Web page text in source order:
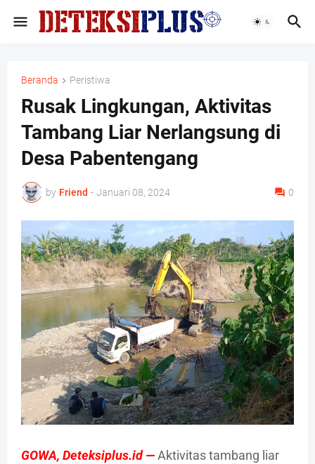
Beranda Peristiwa
Rusak Lingkungan, Aktivitas
Tambang Liar Nerlangsung di
Desa Pabentengang
by Friend - Januari 08, 2024 0
GOWA, Deteksiplus.id —Aktivitas tambang liar